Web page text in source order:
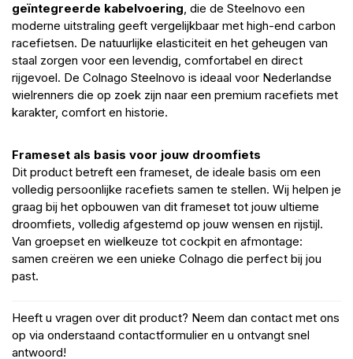
geïntegreerde kabelvoering, die de Steelnovo een
moderne uitstraling geeft vergelijkbaar met high-end carbon
racefietsen. De natuurlijke elasticiteit en het geheugen van
staal zorgen voor een levendig, comfortabel en direct
rijgevoel. De Colnago Steelnovo is ideaal voor Nederlandse
wielrenners die op zoek zijn naar een premium racefiets met
karakter, comfort en historie.
Frameset als basis voor jouw droomfiets
Dit product betreft een frameset, de ideale basis om een
volledig persoonlijke racefiets samen te stellen. Wij helpen je
graag bij het opbouwen van dit frameset tot jouw ultieme
droomfiets, volledig afgestemd op jouw wensen en rijstijl.
Van groepset en wielkeuze tot cockpit en afmontage:
samen creëren we een unieke Colnago die perfect bij jou
past.
Heeft u vragen over dit product? Neem dan contact met ons
op via onderstaand contactformulier en u ontvangt snel
antwoord!